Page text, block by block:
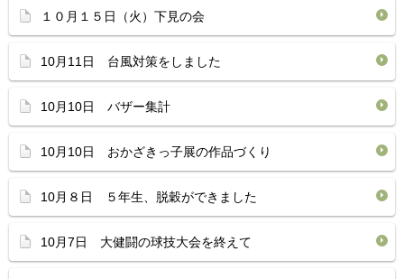
１０月１５日（火）下見の会
10月11日 台風対策をしました
10月10日 バザー集計
10月10日 おかざきっ子展の作品づくり
10月８日 ５年生、脱穀ができました
10月7日 大健闘の球技大会を終えて